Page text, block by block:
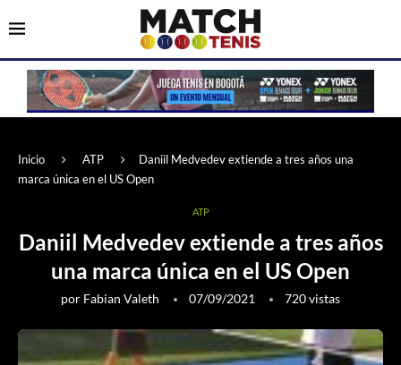
Inicio ATP
Daniil Medvedev extiende a tres años una
marca única en el US Open
ATP
Daniil Medvedev extiende a tres años
una marca única en el US Open
por Fabian Valeth 07/09/2021 720vistas